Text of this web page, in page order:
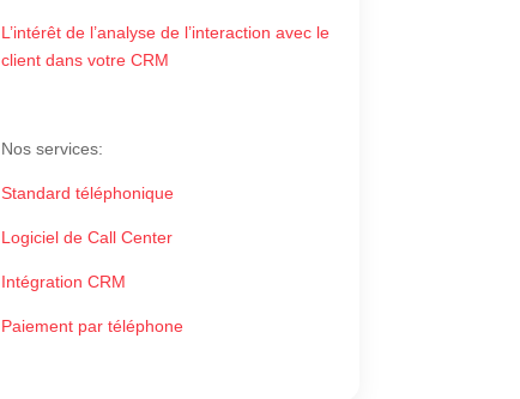
L’intérêt de l’analyse de l’interaction avec le
client dans votre CRM
Nos services:
Standard téléphonique
Logiciel de Call Center
Intégration CRM
Paiement par téléphone